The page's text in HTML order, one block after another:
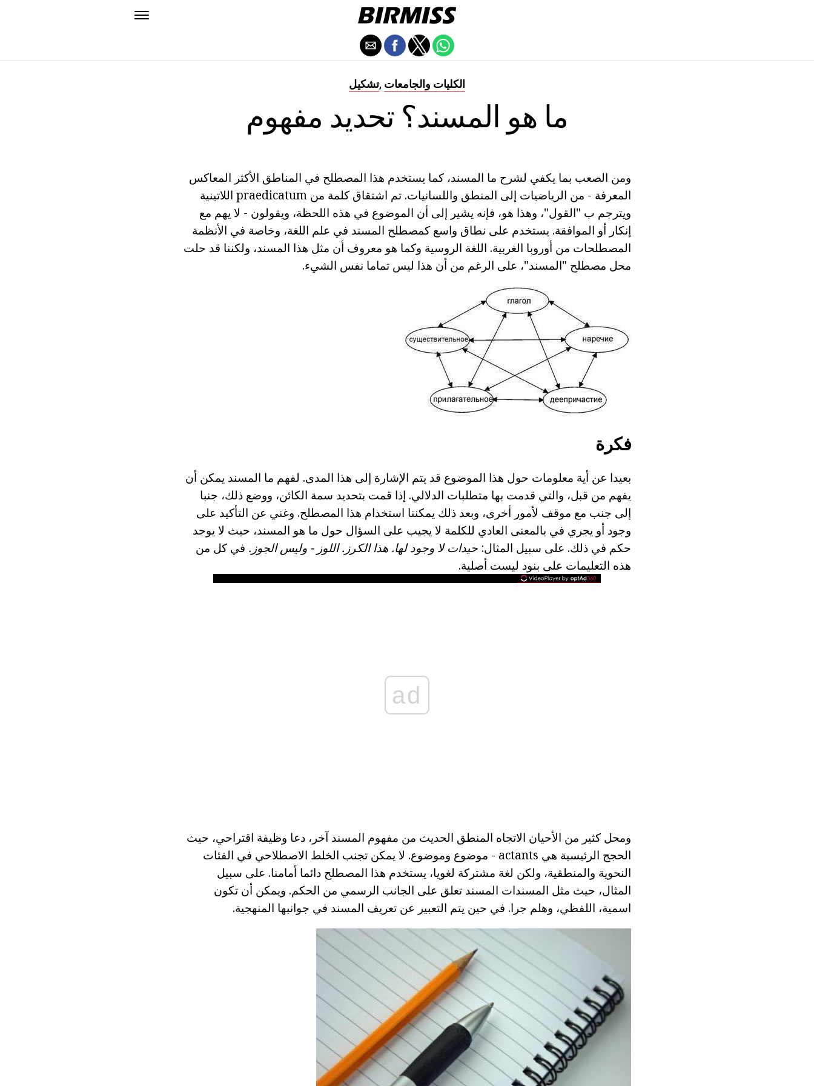
تشكيل, الكليات والجامعات
ما هو المسند؟ تحديد مفهوم
ومن الصعب بما يكفي لشرح ما المسند، كما يستخدم هذا المصطلح في المناطق الأكثر المعاكس
المعرفة - من الرياضيات إلى المنطق واللسانيات. تم اشتقاق كلمة من praedicatum اللاتينية
ويترجم ب "القول"، وهذا هو، فإنه يشير إلى أن الموضوع في هذه اللحظة، ويقولون - لا يهم مع
إنكار أو الموافقة. يستخدم على نطاق واسع كمصطلح المسند في علم اللغة، وخاصة في الأنظمة
المصطلحات من أوروبا الغربية. اللغة الروسية وكما هو معروف أن مثل هذا المسند، ولكننا قد حلت
محل مصطلح "المسند"، على الرغم من أن هذا ليس تماما نفس الشيء.
فكرة
بعيدا عن أية معلومات حول هذا الموضوع قد يتم الإشارة إلى هذا المدى. لفهم ما المسند يمكن أن
يفهم من قبل، والتي قدمت بها متطلبات الدلالي. إذا قمت بتحديد سمة الكائن، ووضع ذلك، جنبا
إلى جنب مع موقف لأمور أخرى، وبعد ذلك يمكننا استخدام هذا المصطلح. وغني عن التأكيد على
وجود أو يجري في بالمعنى العادي للكلمة لا يجيب على السؤال حول ما هو المسند، حيث لا يوجد
حكم في ذلك. على سبيل المثال: حيدات لا وجود لها. هذا الكرز. اللوز - وليس الجوز. في كل من
هذه التعليمات على بنود ليست أصلية.
ad
ومحل كثير من الأحيان الاتجاه المنطق الحديث من مفهوم المسند آخر، دعا وظيفة اقتراحي، حيث
الحجج الرئيسية هي actants - موضوع وموضوع. لا يمكن تجنب الخلط الاصطلاحي في الفئات
النحوية والمنطقية، ولكن لغة مشتركة لغويا، يستخدم هذا المصطلح دائما أمامنا. على سبيل
المثال، حيث مثل المسندات المسند تعلق على الجانب الرسمي من الحكم. ويمكن أن تكون
اسمية، اللفظي، وهلم جرا. في حين يتم التعبير عن تعريف المسند في جوانبها المنهجية.